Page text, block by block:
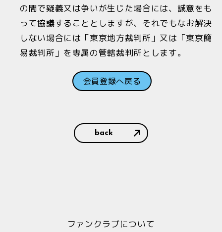
の間で疑義又は争いが生じた場合には、誠意をも
って協議することとしますが、それでもなお解決
しない場合には「東京地方裁判所」又は「東京簡
易裁判所」を専属の管轄裁判所とします｡
会員登録へ戻る
back
ファンクラブについて